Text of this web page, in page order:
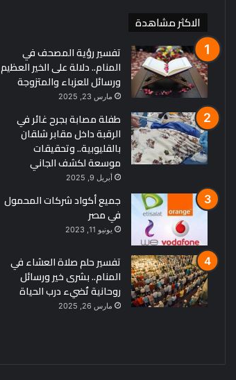
الاكثر مشاهدة
تفسير رؤية المصحف في
المنام.. دلالة على الخير العظيم
ورسائل للعزباء والمتزوجة
مارس 23, 2025
طفلة مصابة بجرح غائر في
الرقبة داخل مقابر شلقان
بالقليوبية.. وتحقيقات
موسعة لكشف الجاني
أبريل 9, 2025
جميع أكواد شركات المحمول
في مصر
يونيو 11, 2023
تفسير حلم صلاة العشاء في
المنام.. بشرى خير ورسائل
روحانية تُضيء درب الحياة
مارس 26, 2025